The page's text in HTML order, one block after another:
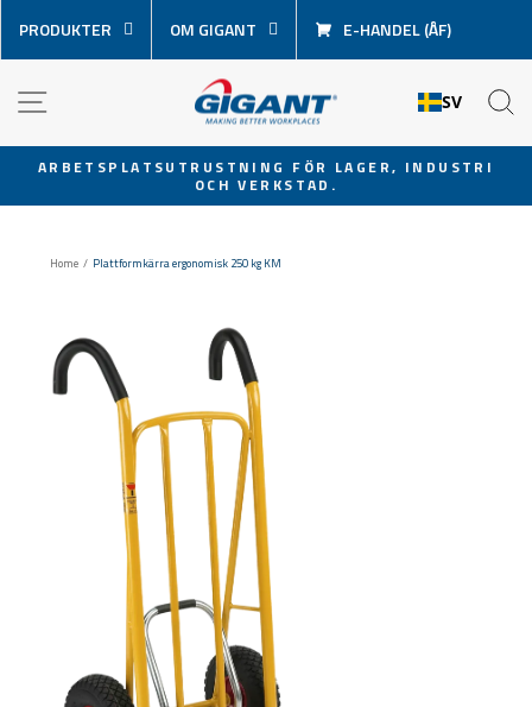
över
innehåll
PRODUKTER OM GIGANT E-HANDEL (ÅF)
SV
Pausa
ARBETSPLATSUTRUSTNING FÖR LAGER, INDUSTRI
OCH VERKSTAD.
Home / Plattformkärra ergonomisk 250 kg KM